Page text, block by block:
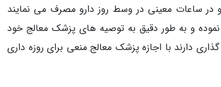
در ساعات معینی در وسط روز دارو مصرف می نمایند
نموده و به طور دقیق به توصیه های پزشک معالج خود
دارند با اجازه پزشک معالج منعی برای روزه داری